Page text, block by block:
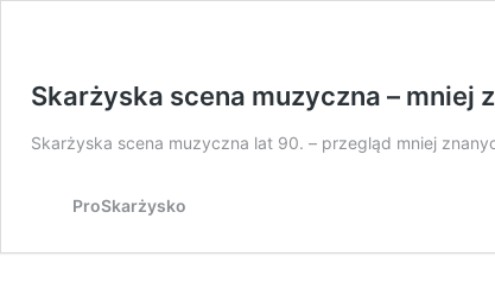
Skarżyska scena muzyczna – mniej
Skarżyska scena muzyczna lat 90. – przegląd mniej
ProSkarżysko